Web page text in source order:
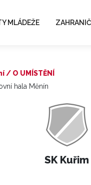
MLÁDEŽE
O UMÍSTĚNÍ
hala Měnín
SK Kuřim